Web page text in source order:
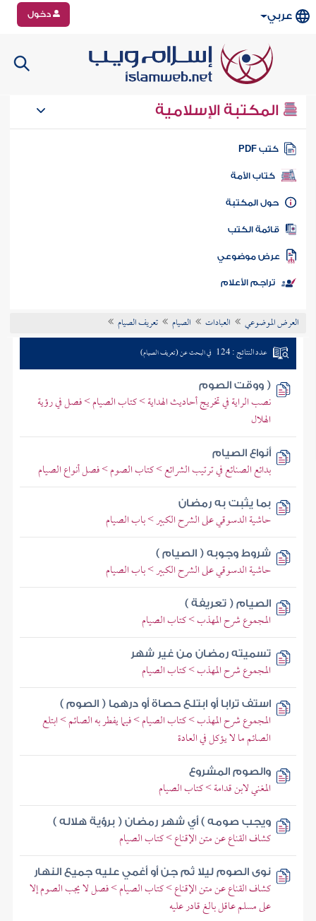
عربي دخول
المكتبة الإسلامية
كتب PDF
كتاب الأمة
المكتبة
الكتب
موضوعي
تراجم الأعلام
العرض الموضوعي العبادات الصيام تعريف الصيام
عدد النتائج : 124 في البحث عن (تعريف الصيام)
( ووقت الصوم
نصب الراية في تخريج أحاديث الهداية > كتاب الصيام > فصل في رؤية
الهلال
أنواع الصيام
بدائع الصنائع في ترتيب الشرائع > كتاب الصوم > فصل أنواع الصيام
بما يثبت به رمضان
حاشية الدسوقي على الشرح الكبير > باب الصيام
شروط وجوبه ( الصيام )
حاشية الدسوقي على الشرح الكبير > باب الصيام
الصيام ( تعريفة )
المجموع شرح المهذب > كتاب الصيام
تسميته رمضان من غير شهر
المجموع شرح المهذب > كتاب الصيام
استف ترابا أو ابتلع حصاة أو درهما ( الصوم )
المجموع شرح المهذب > كتاب الصيام > فيما يفطر به الصائم > ابتلع
الصائم ما لا يؤكل في العادة
والصوم المشروع
المغني لابن قدامة > كتاب الصيام
ويجب صومه ) أي شهر رمضان ( برؤية هلاله )
كشاف القناع عن متن الإقناع > كتاب الصيام
نوى الصوم ليلا ثم جن أو أغمي عليه جميع النهار
كشاف القناع عن متن الإقناع > كتاب الصيام > فصل لا يجب الصوم إلا
على مسلم عاقل بالغ قادر عليه